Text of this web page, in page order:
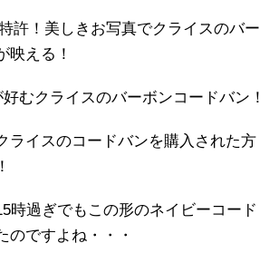
許！美しきお写真でクライスのバー
映える！
むクライスのバーボンコードバン！
ライスのコードバンを購入された方
時過ぎでもこの形のネイビーコード
のですよね・・・